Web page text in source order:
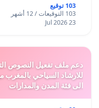
103 توقيع
103 التوقيعات / 12 أشهر
23 Jul 2026
للارشاد السياحي بالمغرب
الى فئة المدن والمدارات